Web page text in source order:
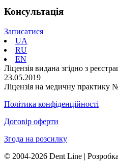
Консультація
Записатися
UA
RU
EN
Ліцензія видана згідно з
23.05.2019
Ліцензія на медичну практику
Політика конфіденційності
Договір оферти
Згода на розсилку
© 2004-2026 Dent Line |